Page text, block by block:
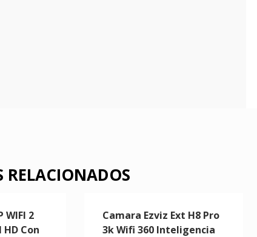
RELACIONADOS
WIFI 2
Con
Camara Ezviz Ext H8 Pro
3k Wifi 360 Inteligencia